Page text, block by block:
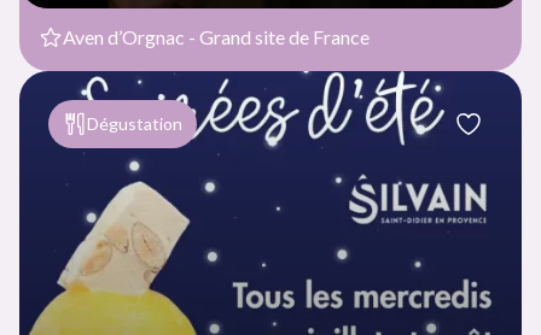
Aven d’Orgnac - Grand site de France
Dégustation